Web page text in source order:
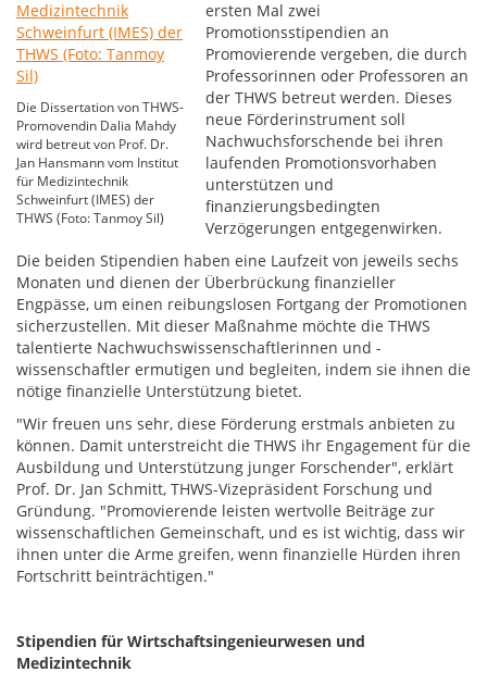
Die Dissertation von THWS-
Promovendin Dalia Mahdy
wird betreut von Prof. Dr.
Jan Hansmann vom Institut
für Medizintechnik
Schweinfurt (IMES) der
THWS (Foto: Tanmoy Sil)
ersten Mal zwei
Promotionsstipendien an
Promovierende vergeben, die durch
Professorinnen oder Professoren an
der THWS betreut werden. Dieses
neue Förderinstrument soll
Nachwuchsforschende bei ihren
laufenden Promotionsvorhaben
unterstützen und
finanzierungsbedingten
Verzögerungen entgegenwirken.
Die beiden Stipendien haben eine Laufzeit von jeweils sechs
Monaten und dienen der Überbrückung finanzieller
Engpässe, um einen reibungslosen Fortgang der Promotionen
sicherzustellen. Mit dieser Maßnahme möchte die THWS
talentierte Nachwuchswissenschaftlerinnen und -
wissenschaftler ermutigen und begleiten, indem sie ihnen die
nötige finanzielle Unterstützung bietet.
"Wir freuen uns sehr, diese Förderung erstmals anbieten zu
können. Damit unterstreicht die THWS ihr Engagement für die
Ausbildung und Unterstützung junger Forschender", erklärt
Prof. Dr. Jan Schmitt, THWS-Vizepräsident Forschung und
Gründung. "Promovierende leisten wertvolle Beiträge zur
wissenschaftlichen Gemeinschaft, und es ist wichtig, dass wir
ihnen unter die Arme greifen, wenn finanzielle Hürden ihren
Fortschritt beinträchtigen."
Stipendien für Wirtschaftsingenieurwesen und
Medizintechnik